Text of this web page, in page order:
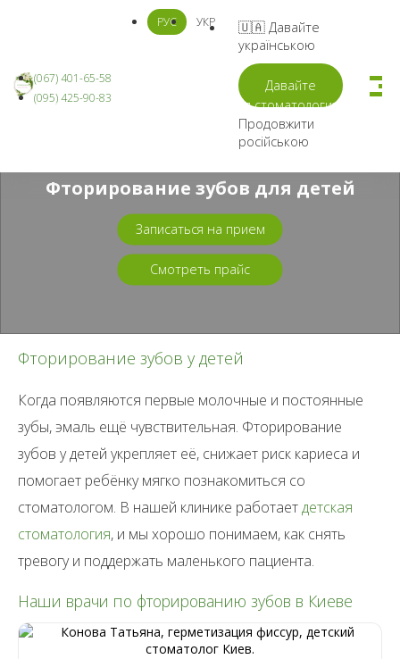
(067) 401-65-58
(095) 425-90-83
РУС УКР 🇺🇦Давайте
українською
Давайте
Продовжити
російською
Стоматологическая клиника Детская стоматология
Фторирование зубов для детей
Записаться на прием
Смотреть прайс
Фторирование зубов у детей
Когда появляются первые молочные и постоянные
зубы, эмаль ещё чувствительная. Фторирование
зубов у детей укрепляет её, снижает риск кариеса и
помогает ребёнку мягко познакомиться со
стоматологом. В нашей клинике работаетдетская
стоматология, и мы хорошо понимаем, как снять
тревогу и поддержать маленького пациента.
Наши врачи по фторированию зубов в Киеве